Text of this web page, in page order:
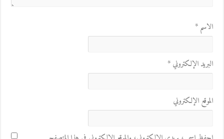
الاسم*
البريد الإلكتروني*
الموقع الإلكتروني